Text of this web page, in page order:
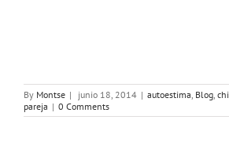
By Montse | junio 18, 2014 | autoestima, Blog,
pareja | 0 Comments